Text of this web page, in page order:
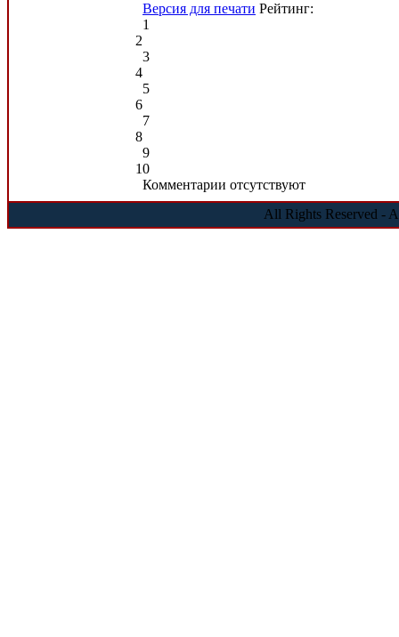
Версия для печати Рейтинг:
1
2
3
4
5
6
7
8
9
10
Комментарии отсутствуют
All Rights Reserved -